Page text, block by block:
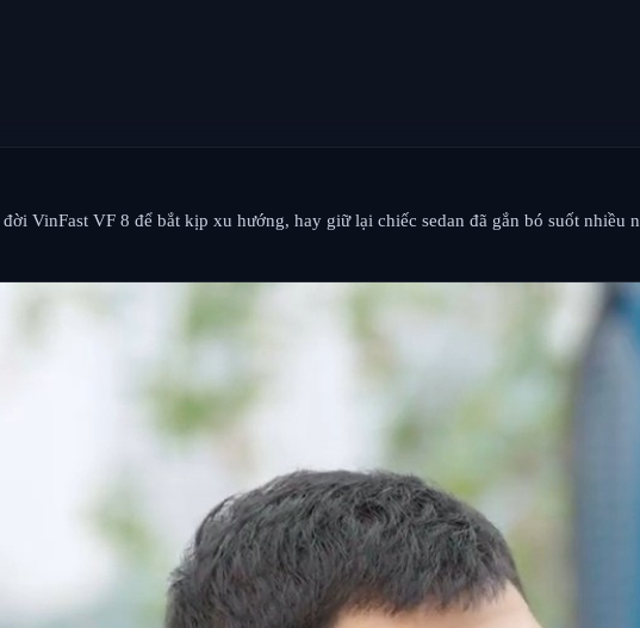
VinFast VF 8 để bắt kịp xu hướng, hay giữ lại chiếc sedan đã gắn bó suốt nhiều